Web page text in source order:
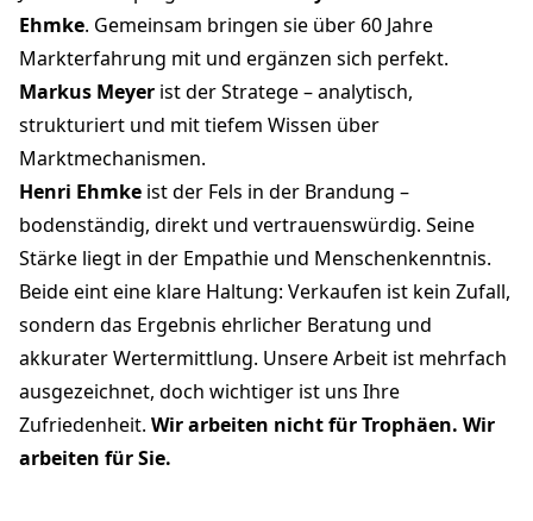
Ehmke. Gemeinsam bringen sie über 60 Jahre
Markterfahrung mit und ergänzen sich perfekt.
Markus Meyer ist der Stratege – analytisch,
strukturiert und mit tiefem Wissen über
Marktmechanismen.
Henri Ehmke ist der Fels in der Brandung –
bodenständig, direkt und vertrauenswürdig. Seine
Stärke liegt in der Empathie und Menschenkenntnis.
Beide eint eine klare Haltung: Verkaufen ist kein Zufall,
sondern das Ergebnis ehrlicher Beratung und
akkurater Wertermittlung. Unsere Arbeit ist mehrfach
ausgezeichnet, doch wichtiger ist uns Ihre
Zufriedenheit. Wir arbeiten nicht für Trophäen. Wir
arbeiten für Sie.